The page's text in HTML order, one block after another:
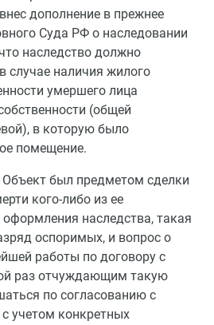
дополнение в прежнее
Суда РФ о наследовании
наследство должно
случае наличия жилого
умершего лица
(общей
в которую было
помещение.
был предметом сделки
кого-либо из ее
оформления наследства, такая
оспоримых, и вопрос о
работы по договору с
раз отчуждающим такую
по согласованию с
учетом конкретных